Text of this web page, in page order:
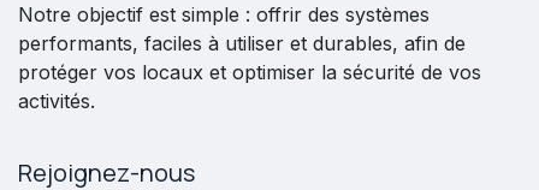
Notre objectif est simple : offrir des systèmes
performants, faciles à utiliser et durables, afin de
protéger vos locaux et optimiser la sécurité de vos
activités.
Rejoignez-nous